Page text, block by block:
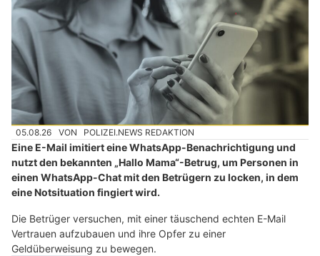
05.08.26 VON POLIZEI.NEWS REDAKTION
Eine E-Mail imitiert eine WhatsApp-Benachrichtigung und
nutzt den bekannten „Hallo Mama“-Betrug, um Personen in
einen WhatsApp-Chat mit den Betrügern zu locken, in dem
eine Notsituation fingiert wird.
Die Betrüger versuchen, mit einer täuschend echten E-Mail
Vertrauen aufzubauen und ihre Opfer zu einer
Geldüberweisung zu bewegen.